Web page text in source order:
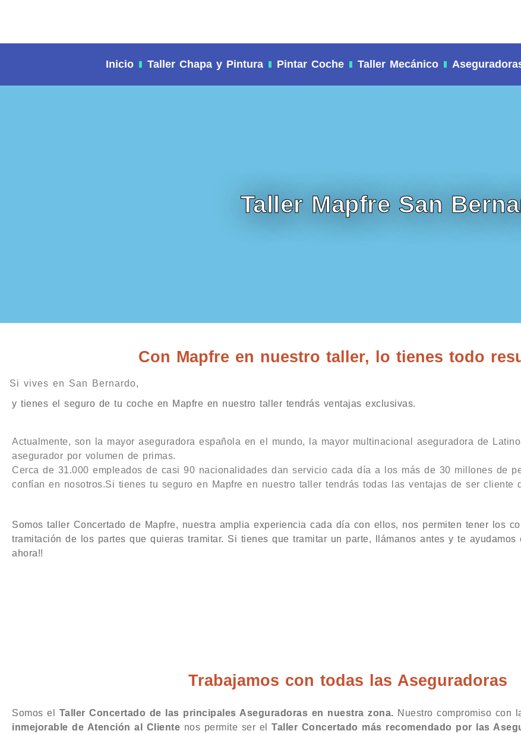
Inicio Taller Chapa y Pintura Pintar Coche Taller Mecánico
Taller Mapfre San
Con Mapfre en nuestro taller, lo tienes todo
Si vives en San Bernardo,
y tienes el seguro de tu coche en Mapfre en nuestro taller tendrás ventajas exclusivas.
Actualmente, son la mayor aseguradora española en el mundo, la mayor multinacional aseguradora de
asegurador por volumen de primas.
Cerca de 31.000 empleados de casi 90 nacionalidades dan servicio cada día a los más de 30 millones de
confían en nosotros.Si tienes tu seguro en Mapfre en nuestro taller tendrás todas las ventajas de ser cliente
Somos taller Concertado de Mapfre, nuestra amplia experiencia cada día con ellos, nos permiten tener los
tramitación de los partes que quieras tramitar. Si tienes que tramitar un parte, llámanos antes y te
ahora!!
Trabajamos con todas las Aseguradoras
Somos el Taller Concertado de las principales Aseguradoras en nuestra zona. Nuestro compromiso con
inmejorable de Atención al Cliente nos permite ser el Taller Concertado más recomendado por las